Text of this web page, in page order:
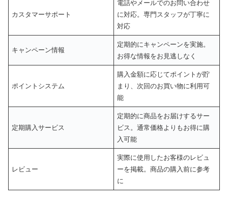
カスタマーサポート
電話やメールでのお問い合わせ
に対応。専門スタッフが丁寧に
対応
キャンペーン情報
定期的にキャンペーンを実施。
お得な情報をお見逃しなく
ポイントシステム
購入金額に応じてポイントが貯
まり、次回のお買い物に利用可
能
定期購入サービス
定期的に商品をお届けするサー
ビス。通常価格よりもお得に購
入可能
レビュー
実際に使用したお客様のレビュ
ーを掲載。商品の購入前に参考
に